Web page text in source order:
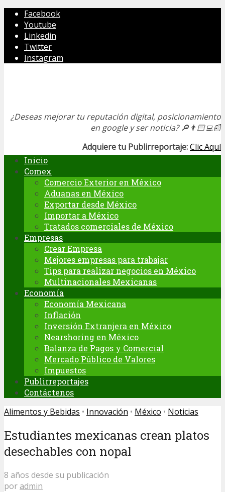
Facebook
Youtube
Linkedin
Twitter
Instagram
¿Deseas mejorar tu reputación digital, posicionamiento
en google y ser noticia?🔎👨🏻‍💻📰
Adquiere tu Publirreportaje:Clic Aquí
Inicio
Comex
Comercio Exterior en México
Aduanas en México
Exportar desde México
Importar a México
Tratados comerciales de México
Empresas
Crear Empresa
Mejores empresas para trabajar
Tips para realizar negocios en México
Multinacionales Mexicanas
Economía
Economía Mexicana
Inflación
Inversión Extranjera en México
Nearshoring en México
Balanza de Pagos y Comercial
Mercado Público de Valores
Impuestos
Publirreportajes
Contáctenos
Alimentos y Bebidas • Innovación • México • Noticias
Estudiantes mexicanas crean platos
desechables con nopal
8 años desde su publicación
poradmin